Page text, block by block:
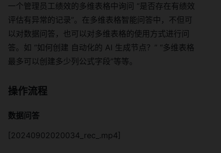
一个管理员工绩效的多维表格中询问 “是否存在有绩效
评估有异常的记录”。在多维表格智能问答中，不但可
以对数据问答，也可以对多维表格的使用方式进行问
答。如 “如何创建 自动化的 AI 生成节点？” “多维表格
最多可以创建多少列公式字段”等等。
操作流程
数据问答
[20240902020034_rec_.mp4]